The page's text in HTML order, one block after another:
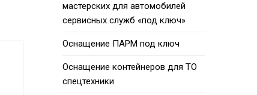
мастерских для автомобилей
сервисных служб «под ключ»
Оснащение ПАРМ под ключ
Оснащение контейнеров для ТО
спецтехники